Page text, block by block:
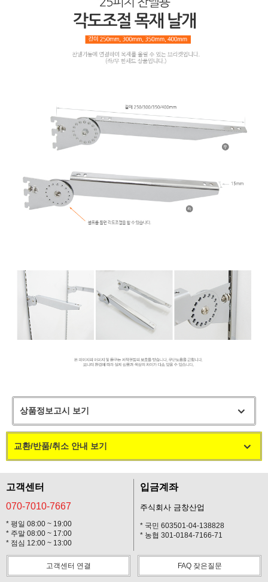
상품정보고시 보기
교환/반품/취소 안내 보기
고객센터
070-7010-7667
* 평일 08:00 ~ 19:00
* 주말 08:00 ~ 17:00
* 점심 12:00 ~ 13:00
입금계좌
주식회사 금창산업
* 국민 603501-04-138828
* 농협 301-0184-7166-71
고객센터 연결 FAQ 잦은질문